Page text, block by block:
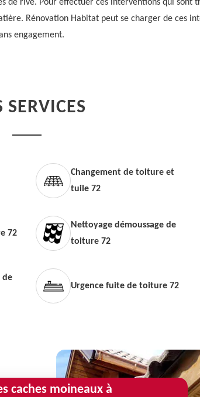
de rive. Pour effectuer ces interventions qui
Rénovation Habitat peut se charger de ces
engagement.
SERVICES
Changement de toiture et
tuile 72
72
Nettoyage démoussage de
toiture 72
de
Urgence fuite de toiture 72
caches moineaux à